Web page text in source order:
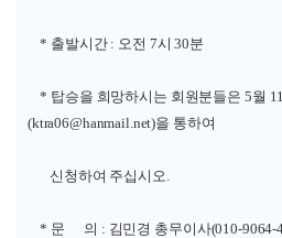
* 출발시간 : 오전 7시 30분
* 탑승을 희망하시는 회원분들은 5월
(ktra06@hanmail.net)을 통하여
신청하여 주십시오.
* 문 의 : 김민경 총무이사(010-9064-